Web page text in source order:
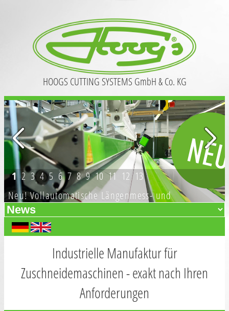
HOOGS CUTTING SYSTEMS GmbH & Co. KG
Neu! Vollautomatische Längenmess- und
Abschneideanlage (VLA)
1 2 3 4 5 6 7 8 9 10 11 12 13
Industrielle Manufaktur für
Zuschneidemaschinen - exakt nach Ihren
Anforderungen